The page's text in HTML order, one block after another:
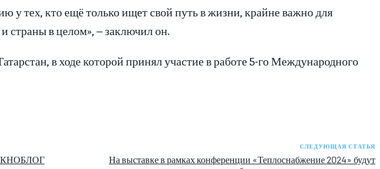
у тех, кто ещё только ищет свой путь в жизни, крайне важно для
страны в целом», – заключил он.
в ходе которой принял участие в работе 5-го Международного
СЛЕДУЮЩАЯ СТАТЬЯ
На выставке в рамках конференции «Теплоснабжение 2024» будут